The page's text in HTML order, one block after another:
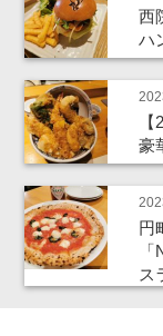
西
ハ
豪
円
ス